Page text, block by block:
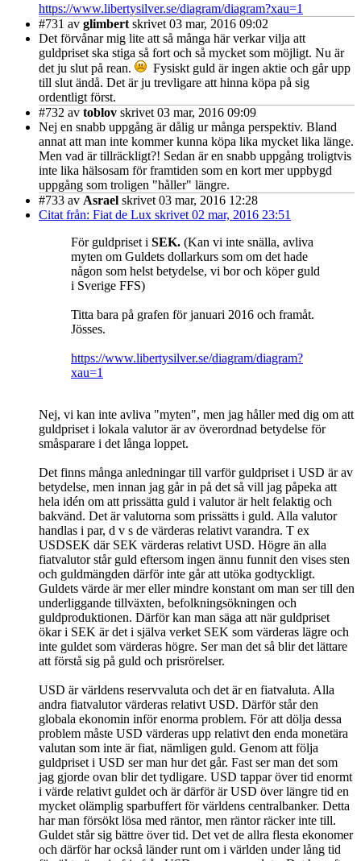
https://www.libertysilver.se/diagram/diagram?xau=1
#731 av glimbert skrivet 03 mar, 2016 09:02
Det förvånar mig lite att så många här verkar vilja att
guldpriset ska stiga så fort och så mycket som möjligt. Nu är
det ju slut på rean.
Fysiskt guld är ingen aktie och går upp
till slut ändå. Det är ju trevligare att hinna köpa på sig
ordentligt först.
#732 av toblov skrivet 03 mar, 2016 09:09
Nej en snabb uppgång är dålig ur många perspektiv. Bland
annat att man inte kommer kunna köpa lika mycket lika länge.
Men vad är tillräckligt?! Sedan är en snabb uppgång troligtvis
inte lika hälsosam för framtiden som en kort mer uppbygd
uppgång som troligen "håller" längre.
#733 av Asrael skrivet 03 mar, 2016 12:28
Citat från: Fiat de Lux skrivet 02 mar, 2016 23:51
För guldpriset i SEK. (Kan vi inte snälla, avliva
myten om Guldets dollarkurs som om det hade
någon som helst betydelse, vi bor och köper guld
i Sverige FFS)
Titta bara på grafen för januari 2016 och framåt.
Jösses.
https://www.libertysilver.se/diagram/diagram?
xau=1
Nej, vi kan inte avliva "myten", men jag håller med dig om att
guldpriset i lokala valutor är av överordnad betydelse för
småsparare i det långa loppet.
Det finns många anledningar till varför guldpriset i USD är av
betydelse, men innan jag går in på det så vill jag påpeka att
hela idén om att prissätta guld i valutor är helt felaktig och
bakvänd. Det är valutorna som prissätts i guld. Alla valutor
handlas i par, d v s de värderas relativt varandra. T ex
USDSEK där SEK värderas relativt USD. Högre än alla
fiatvalutor står guld eftersom ingen ännu funnit den vises sten
och guldmängden därför inte går att utöka godtyckligt.
Guldets värde är mer eller mindre konstant om man ser till den
underliggande tillväxten, befolkningsökningen och
guldproduktionen. Därför kan man säga att när guldpriset
ökar i SEK är det i själva verket SEK som värderas lägre och
inte guldet som värderas högre. Ser man det så blir det lättare
att förstå sig på guld och prisrörelser.
USD är världens reservvaluta och det är en fiatvaluta. Alla
andra fiatvalutor värderas relativt USD. Därför står den
globala ekonomin inför enorma problem. För att dölja dessa
problem måste USD värderas upp relativt den enda monetära
valutan som inte är fiat, nämligen guld. Genom att följa
guldpriset i USD ser man hur det går. Fast ser man det som
jag gjorde ovan blir det tydligare. USD tappar över tid enormt
i värde relativt guldet och är därför är USD över längre tid en
mycket olämplig sparbuffert för världens centralbanker. Detta
har man försökt lösa med räntor, men räntor räcker inte till.
Guldet står sig bättre över tid. Det vet de allra flesta ekonomer
och därför har också länder runt om i världen under lång tid